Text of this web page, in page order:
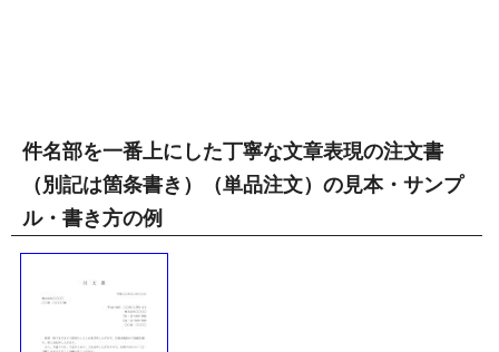
件名部を一番上にした丁寧な文章表現の注文書
（別記は箇条書き）（単品注文）の見本・サンプ
ル・書き方の例